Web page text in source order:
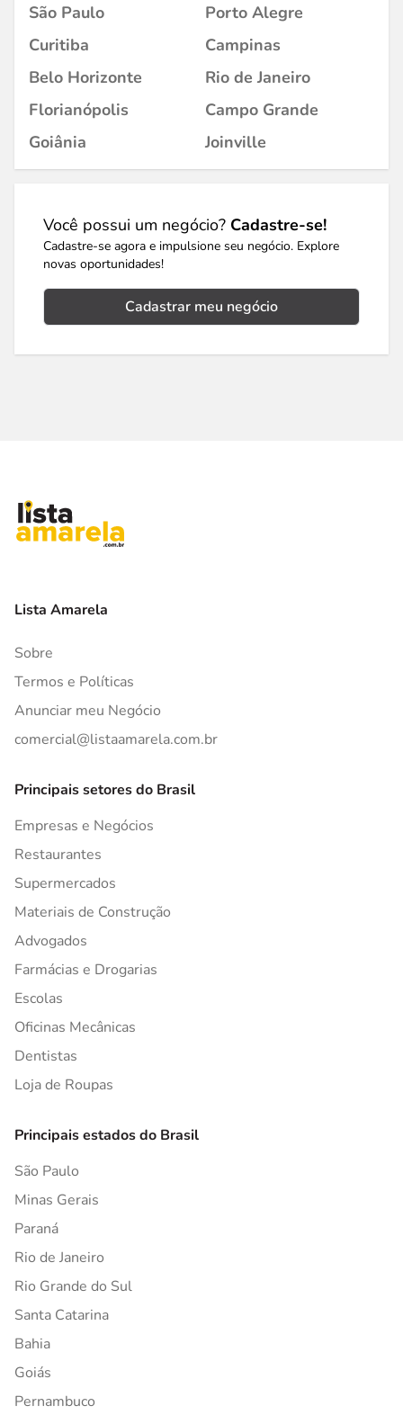
São Paulo
Porto Alegre
Curitiba
Campinas
Belo Horizonte
Rio de Janeiro
Florianópolis
Campo Grande
Goiânia
Joinville
Você possui um negócio? Cadastre-se!
Cadastre-se agora e impulsione seu negócio. Explore
novas oportunidades!
Cadastrar meu negócio
Lista Amarela
Sobre
Termos e Políticas
Anunciar meu Negócio
comercial@listaamarela.com.br
Principais setores do Brasil
Empresas e Negócios
Restaurantes
Supermercados
Materiais de Construção
Advogados
Farmácias e Drogarias
Escolas
Oficinas Mecânicas
Dentistas
Loja de Roupas
Principais estados do Brasil
São Paulo
Minas Gerais
Paraná
Rio de Janeiro
Rio Grande do Sul
Santa Catarina
Bahia
Goiás
Pernambuco